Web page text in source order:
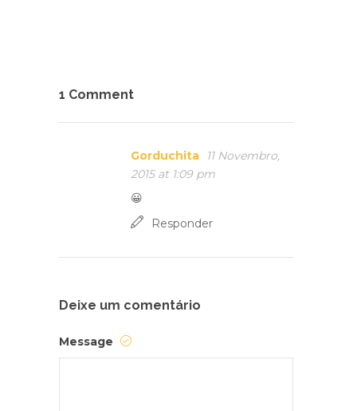
1 Comment
Gorduchita
11 Novembro,
2015 at 1:09 pm
😀
Responder
Deixe um comentário
Message